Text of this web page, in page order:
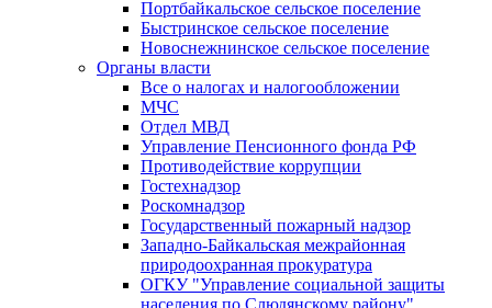
Портбайкальское сельское поселение
Быстринское сельское поселение
Новоснежнинское сельское поселение
Органы власти
Все о налогах и налогообложении
МЧС
Отдел МВД
Управление Пенсионного фонда РФ
Противодействие коррупции
Гостехнадзор
Роскомнадзор
Государственный пожарный надзор
Западно-Байкальская межрайонная
природоохранная прокуратура
ОГКУ "Управление социальной защиты
населения по Слюдянскому району"